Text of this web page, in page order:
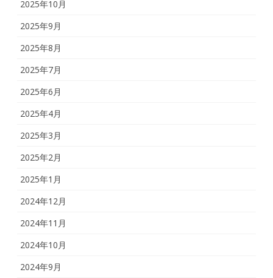
2025年10月
2025年9月
2025年8月
2025年7月
2025年6月
2025年4月
2025年3月
2025年2月
2025年1月
2024年12月
2024年11月
2024年10月
2024年9月